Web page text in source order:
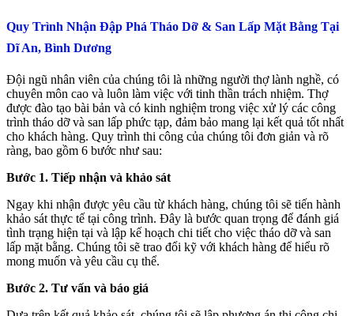
Quy Trình Nhận Đập Phá Tháo Dỡ & San Lấp Mặt Bằng Tại
Dĩ An, Bình Dương
Đội ngũ nhân viên của chúng tôi là những người thợ lành nghề, có
chuyên môn cao và luôn làm việc với tinh thần trách nhiệm. Thợ
được đào tạo bài bản và có kinh nghiệm trong việc xử lý các công
trình tháo dỡ và san lấp phức tạp, đảm bảo mang lại kết quả tốt nhất
cho khách hàng. Quy trình thi công của chúng tôi đơn giản và rõ
ràng, bao gồm 6 bước như sau:
Bước 1. Tiếp nhận và khảo sát
Ngay khi nhận được yêu cầu từ khách hàng, chúng tôi sẽ tiến hành
khảo sát thực tế tại công trình. Đây là bước quan trọng để đánh giá
tình trạng hiện tại và lập kế hoạch chi tiết cho việc tháo dỡ và san
lấp mặt bằng. Chúng tôi sẽ trao đổi kỹ với khách hàng để hiểu rõ
mong muốn và yêu cầu cụ thể.
Bước 2. Tư vấn và báo giá